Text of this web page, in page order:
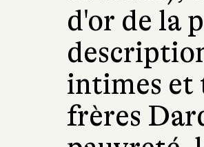
d'or de la
intimes et
frères